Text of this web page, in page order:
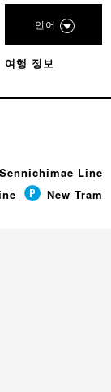
여행 정보
언어
Sennichimae Line
New Tram